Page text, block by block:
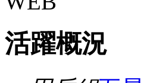
活躍概況